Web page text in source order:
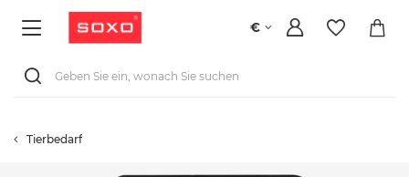
€
Tierbedarf